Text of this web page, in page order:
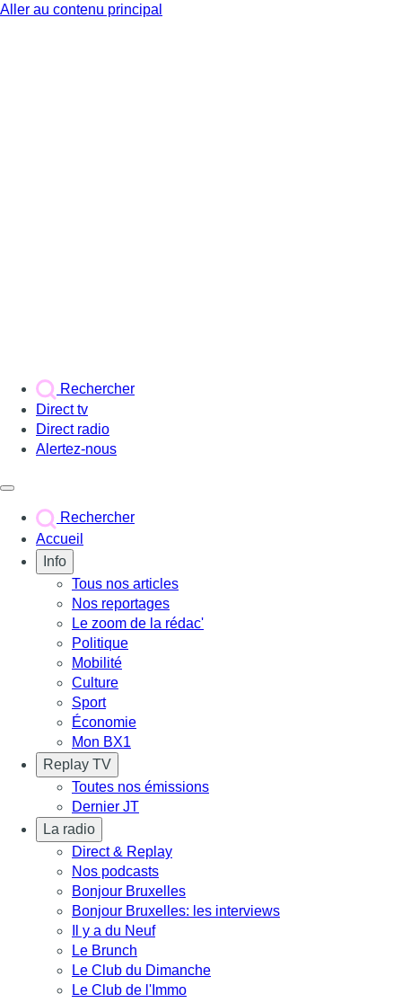
Aller au contenu principal
Rechercher
Direct tv
Direct radio
Alertez-nous
Rechercher
Accueil
Info
Tous nos articles
Nos reportages
Le zoom de la rédac'
Politique
Mobilité
Culture
Sport
Économie
Mon BX1
Replay TV
Toutes nos émissions
Dernier JT
La radio
Direct & Replay
Nos podcasts
Bonjour Bruxelles
Bonjour Bruxelles: les interviews
Il y a du Neuf
Le Brunch
Le Club du Dimanche
Le Club de l'Immo